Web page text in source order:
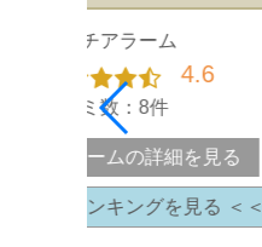
マッチアラーム
4.6
口コミ数：8件
ッチアラームの詳細を見る
コスパランキングを見る ＜＜